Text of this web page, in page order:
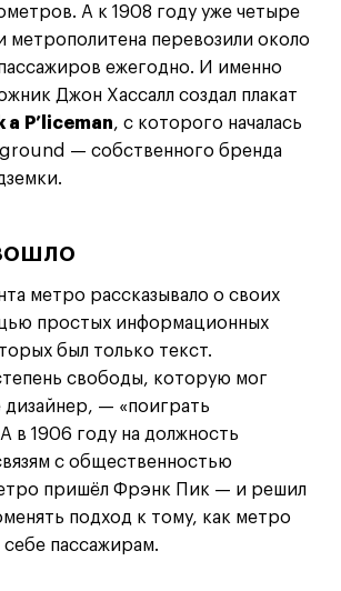
А к 1908 году уже четыре
метрополитена перевозили около
ежегодно. И именно
Джон Хассалл создал плакат
a P’liceman, с которого началась
— собственного бренда
метро рассказывало о своих
простых информационных
был только текст.
свободы, которую мог
дизайнер, — «поиграть
в 1906 году на должность
с общественностью
пришёл Фрэнк Пик — и решил
подход к тому, как метро
себе пассажирам.